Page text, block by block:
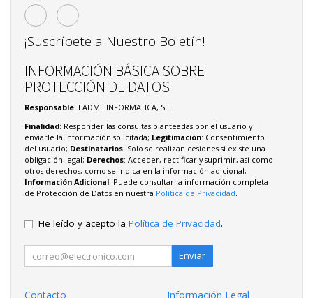
¡Suscríbete a Nuestro Boletín!
INFORMACIÓN BÁSICA SOBRE
PROTECCIÓN DE DATOS
Responsable: LADME INFORMATICA, S.L.
Finalidad: Responder las consultas planteadas por el usuario y
enviarle la información solicitada; Legitimación: Consentimiento
del usuario; Destinatarios: Solo se realizan cesiones si existe una
obligación legal; Derechos: Acceder, rectificar y suprimir, así como
otros derechos, como se indica en la información adicional;
Información Adicional: Puede consultar la información completa
de Protección de Datos en nuestra Política de Privacidad
He leído y acepto la Política de Privacidad.
Enviar
Contacto Información Legal